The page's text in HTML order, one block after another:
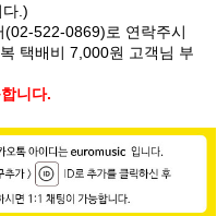
.)
522-0869)로 연락주시
택배비 7,000원 고객님 부
니다.